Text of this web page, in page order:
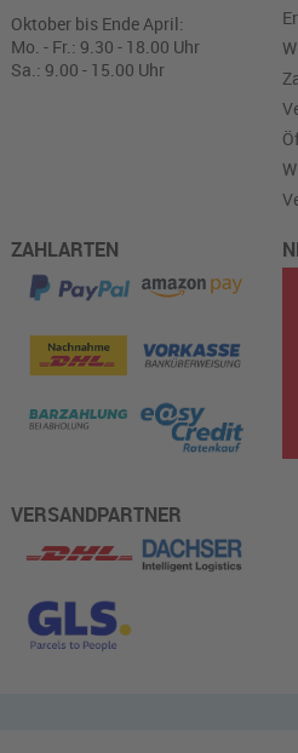
Oktober bis Ende April:
Mo. - Fr.: 9.30 - 18.00 Uhr
Sa.: 9.00 - 15.00 Uhr
ZAHLARTEN
VERSANDPARTNER